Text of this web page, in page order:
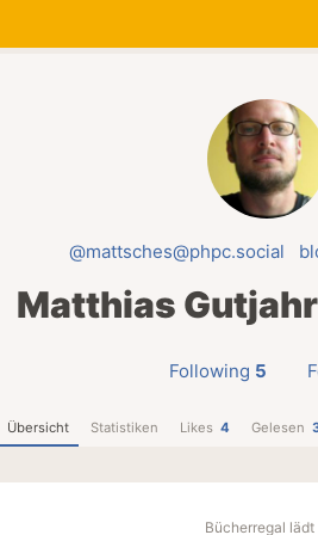
@mattsches@phpc.social
Matthias Gutjahr
Following 5
Übersicht Statistiken Likes 4 Gelesen
Bücherregal